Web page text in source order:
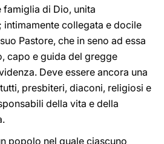
famiglia di Dio, unita
intimamente collegata e docile
Pastore, che in seno ad essa
capo e guida del gregge
Deve essere ancora una
presbiteri, diaconi, religiosi e
della vita e della
popolo nel quale ciascuno